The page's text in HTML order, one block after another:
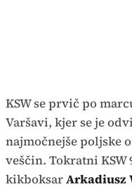
KSW se prvič po
Varšavi, kjer se je
najmočnejše poljske
veščin. Tokratni
kikboksarArkadiusz